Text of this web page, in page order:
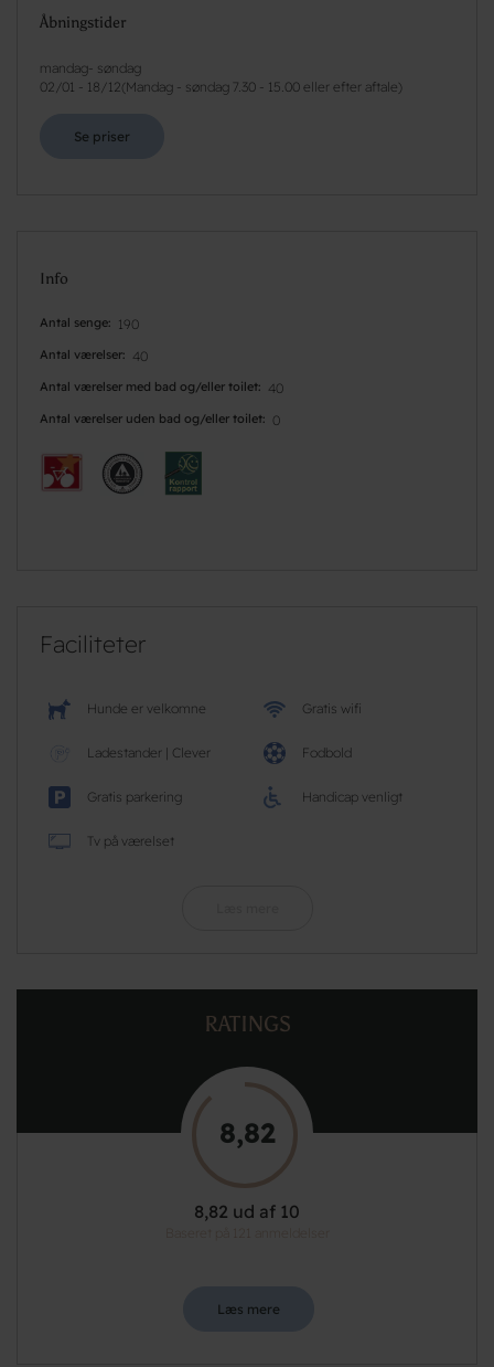
Åbningstider
mandag- søndag
02/01 - 18/12( Mandag - søndag 7.30 - 15.00 eller efter aftale)
Se priser
Info
Antal senge 190
Antal værelser 40
Antal værelser med bad og/eller toilet 40
Antal værelser uden bad og/eller toilet 0
Faciliteter
Hunde er velkomne Gratis wifi
Ladestander | Clever Fodbold
Gratis parkering Handicap venligt
Tv på værelset
RATINGS
8,82
8,82 ud af 10
Baseret på 121 anmeldelser
Læs mere